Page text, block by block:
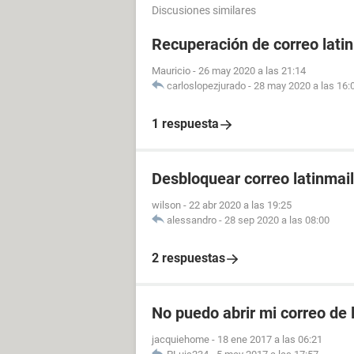
Discusiones similares
Recuperación de correo
Mauricio - 26 may 2020 a las 21:14
carloslopezjurado - 28 may 2020 a las
1 respuesta
Desbloquear correo latinmail
wilson - 22 abr 2020 a las 19:25
alessandro - 28 sep 2020 a las 08:00
2 respuestas
No puedo abrir mi correo de
jacquiehome - 18 ene 2017 a las 06:21